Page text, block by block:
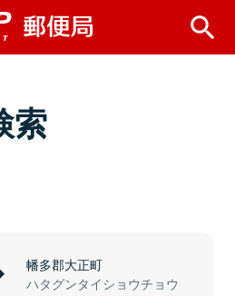
索
幡多郡大正町
ハタグンタイショウチョウ